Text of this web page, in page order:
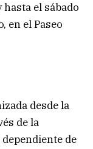
el sábado
en el Paseo
desde la
de la
de